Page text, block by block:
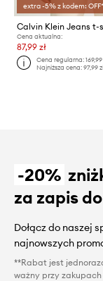
extra -5% z kodem: OFF*
Cena aktualna:
87,99 zł
Cena regularna:169,99
Najniższa cena:97,99
-20%
za zapis
Dołącz do naszej
najnowszych
**Rabat jest
ważny przy zakupach